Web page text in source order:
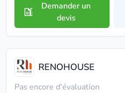
Demander un
devis
RENOHOUSE
Pas encore d'évaluation